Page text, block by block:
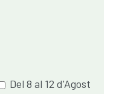
Del 8 al 12 d'Agost